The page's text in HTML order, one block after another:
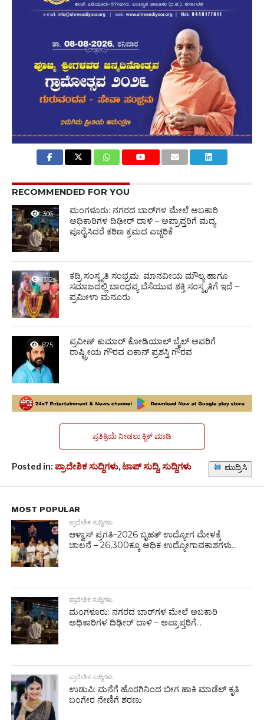
RECOMMENDED FOR YOU
306
ಮಂಗಳೂರು: ನಗರದ ಬಾರ್‌ಗಳ ಮೇಲೆ ಅಬಕಾರಿ
ಅಧಿಕಾರಿಗಳ ದಿಢೀರ್ ದಾಳಿ – ಅಪ್ರಾಪ್ತರಿಗೆ ಮದ್ಯ
ಪೂರೈಸಿದರೆ ಕಠಿಣ ಕ್ರಮದ ಎಚ್ಚರಿಕೆ
312
ಕದ್ರಿ ಸಂಸ್ಕೃತಿ ಸಂಭ್ರಮ: ಮಾನವೀಯ ಮೌಲ್ಯ ಹಾಗೂ
ಸಮಾಜದಲ್ಲಿ ಬಾಂಧವ್ಯ ಬೆಸೆಯುವ ಶಕ್ತಿ ಸಂಸ್ಕೃತಿಗೆ ಇದೆ –
ಪ್ರಮೀಳಾ ಮನೂರು
675
ಪ್ರವೀಣ್ ಕುಮಾರ್ ಕೋಡಿಯಾಲ್ ಬೈಲ್ ಅವರಿಗೆ
ರಾಷ್ಟ್ರೀಯ ಗೌರವ ಐಕಾನ್ ಪ್ರಶಸ್ತಿ ಗೌರವ
ಪ್ರತಿಕ್ರಿಯೆ ನೀಡಲು ಕ್ಲಿಕ್ ಮಾಡಿ
Posted in: ಪ್ರಾದೇಶಿಕ ಸುದ್ದಿಗಳು,ಟಾಪ್ ಸುದ್ದಿ,ಸುದ್ದಿಗಳು ಮುದ್ರಿಸಿ
MOST POPULAR
ಪ್ರಾದೇಶಿಕ ಸುದ್ದಿಗಳು
ಆಳ್ವಾಸ್ ಪ್ರಗತಿ–2026 ಬೃಹತ್ ಉದ್ಯೋಗ ಮೇಳಕ್ಕೆ
ಚಾಲನೆ – 26,300ಕ್ಕೂ ಅಧಿಕ ಉದ್ಯೋಗಾವಕಾಶಗಳು...
ಪ್ರಾದೇಶಿಕ ಸುದ್ದಿಗಳು
ಮಂಗಳೂರು: ನಗರದ ಬಾರ್‌ಗಳ ಮೇಲೆ ಅಬಕಾರಿ
ಅಧಿಕಾರಿಗಳ ದಿಢೀರ್ ದಾಳಿ – ಅಪ್ರಾಪ್ತರಿಗೆ...
ಪ್ರಾದೇಶಿಕ ಸುದ್ದಿಗಳು
ಉಡುಪಿ: ಮನೆಗೆ ಹೊರಗಿನಿಂದ ಬೀಗ ಹಾಕಿ ಮಾಡೆಲ್ ಕೃತಿ
ಬಂಗೇರ ನೇಣಿಗೆ ಶರಣು